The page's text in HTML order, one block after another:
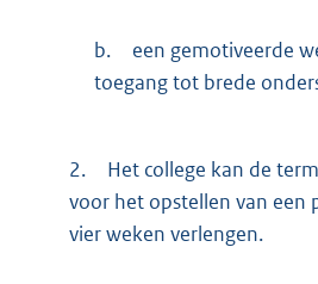
b.
een gemotiveerde
toegang tot brede
2.
Het college kan de
voor het opstellen van een
vier weken verlengen.